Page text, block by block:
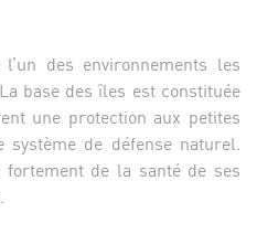
des environnements les
base des îles est constituée
une protection aux petites
de défense naturel.
fortement de la santé de ses